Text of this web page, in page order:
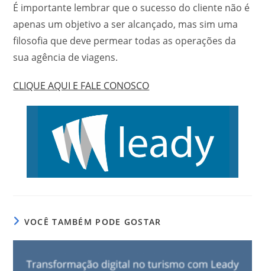
É importante lembrar que o sucesso do cliente não é
apenas um objetivo a ser alcançado, mas sim uma
filosofia que deve permear todas as operações da
sua agência de viagens.
CLIQUE AQUI E FALE CONOSCO
VOCÊ TAMBÉM PODE GOSTAR